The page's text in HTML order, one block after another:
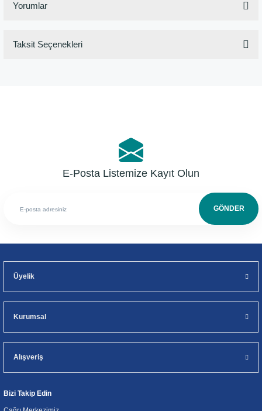
Yorumlar
Taksit Seçenekleri
E-Posta Listemize Kayıt Olun
GÖNDER
Üyelik
Kurumsal
Alışveriş
Bizi Takip Edin